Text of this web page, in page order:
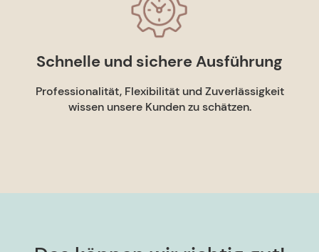
Schnelle und sichere Ausführung
Professionalität, Flexibilität und Zuverlässigkeit
wissen unsere Kunden zu schätzen.